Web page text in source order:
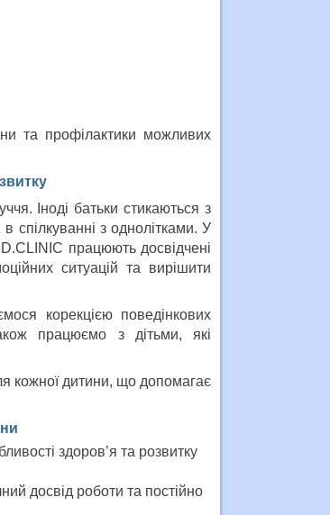
та профілактики можливих
Іноді батьки стикаються з
спілкуванні з однолітками. У
працюють досвідчені
ситуацій та вирішити
корекцією поведінкових
працюємо з дітьми, які
кожної дитини, що допомагає
здоров’я та розвитку
досвід роботи та постійно